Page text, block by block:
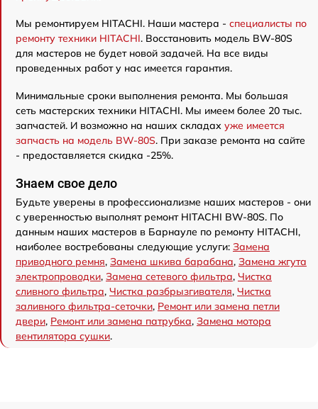
Мы ремонтируем HITACHI. Наши мастера - специалисты по
ремонту техники HITACHI. Восстановить модель BW-80S
для мастеров не будет новой задачей. На все виды
проведенных работ у нас имеется гарантия.
Минимальные сроки выполнения ремонта. Мы большая
сеть мастерских техники HITACHI. Мы имеем более 20 тыс.
запчастей. И возможно на наших складах уже имеется
запчасть на модель BW-80S. При заказе ремонта на сайте
- предоставляется скидка -25%.
Знаем свое дело
Будьте уверены в профессионализме наших мастеров - они
с уверенностью выполнят ремонт HITACHI BW-80S. По
данным наших мастеров в Барнауле по ремонту HITACHI,
наиболее востребованы следующие услуги: Замена
приводного ремня, Замена шкива барабана, Замена жгута
электропроводки, Замена сетевого фильтра, Чистка
сливного фильтра, Чистка разбрызгивателя, Чистка
заливного фильтра-сеточки, Ремонт или замена петли
двери, Ремонт или замена патрубка, Замена мотора
вентилятора сушки.